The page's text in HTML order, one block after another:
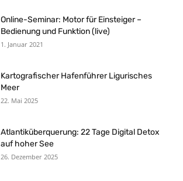
Online-Seminar: Motor für Einsteiger –
Bedienung und Funktion (live)
1. Januar 2021
Kartografischer Hafenführer Ligurisches
Meer
22. Mai 2025
Atlantiküberquerung: 22 Tage Digital Detox
auf hoher See
26. Dezember 2025